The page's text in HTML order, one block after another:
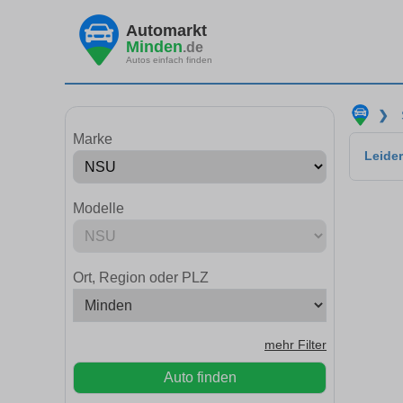
Automarkt
Minden.de
Autos einfach finden
Marke
Modelle
Ort, Region oder PLZ
mehr Filter
Auto finden
❯